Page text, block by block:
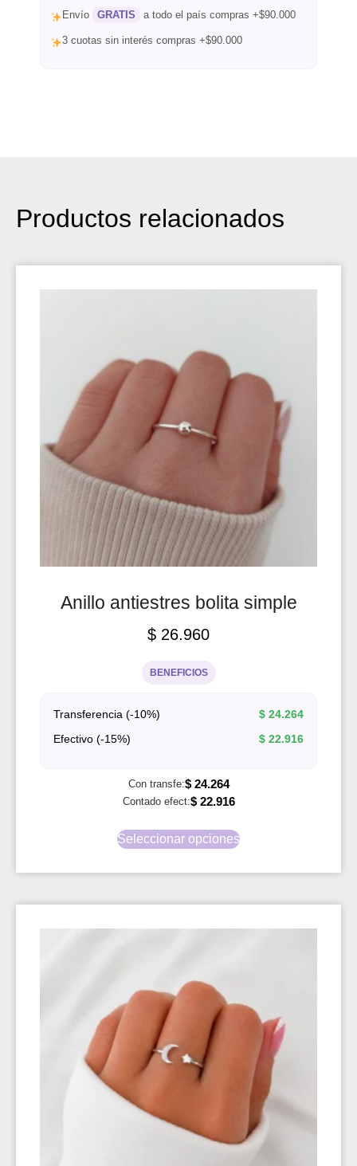
Envío GRATIS a todo el país compras +$90.000
3 cuotas sin interés compras +$90.000
Productos relacionados
Anillo antiestres bolita simple
$ 26.960
BENEFICIOS
Transferencia (-10%) $ 24.264
Efectivo (-15%)
$ 22.916
Con transfe:$24.264
Contado efect:$22.916
Seleccionar opciones